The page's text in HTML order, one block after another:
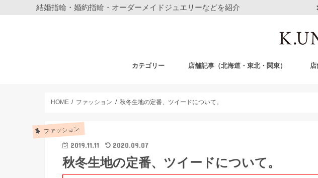
結婚指輪・婚約指輪・オーダーメイドジュエリーなどを紹介
カテゴリー 店舗記事（北海道・東北・関東）
HOME ファッション 秋冬生地の定番、ツイードについて。
ファッション
2019.11.11 2020.09.07
秋冬生地の定番、ツイードについて。